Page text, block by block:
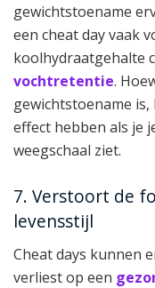
gewichtstoename
een cheat day vaak
koolhydraatgehalte
vochtretentie.
gewichtstoename
effect hebben als je
weegschaal ziet.
7. Verstoort de
levensstijl
Cheat days kunnen
verliest op een